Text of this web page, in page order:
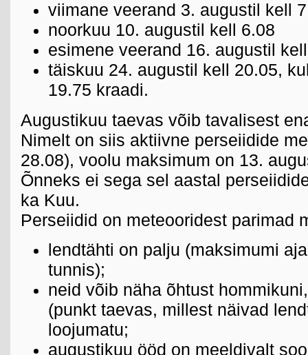
viimane veerand 3. augustil kell
noorkuu 10. augustil kell 6.08
esimene veerand 16. augustil
täiskuu 24. augustil kell 20.05,
19.75 kraadi.
Augustikuu taevas võib tavalisest
Nimelt on siis aktiivne perseiidide
28.08), voolu maksimum on 13.
Õnneks ei sega sel aastal
ka Kuu.
Perseiidid on meteooridest parimad
lendtähti on palju (maksimumi
tunnis);
neid võib näha õhtust
(punkt taevas, millest näivad
loojumatu;
augustikuu ööd on meeldivalt